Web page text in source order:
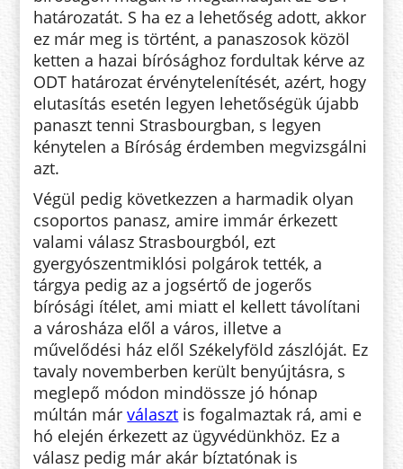
határozatát. S ha ez a lehetőség adott, akkor
ez már meg is történt, a panaszosok közöl
ketten a hazai bírósághoz fordultak kérve az
ODT határozat érvénytelenítését, azért, hogy
elutasítás esetén legyen lehetőségük újabb
panaszt tenni Strasbourgban, s legyen
kénytelen a Bíróság érdemben megvizsgálni
azt.
Végül pedig következzen a harmadik olyan
csoportos panasz, amire immár érkezett
valami válasz Strasbourgból, ezt
gyergyószentmiklósi polgárok tették, a
tárgya pedig az a jogsértő de jogerős
bírósági ítélet, ami miatt el kellett távolítani
a városháza elől a város, illetve a
művelődési ház elől Székelyföld zászlóját. Ez
tavaly novemberben került benyújtásra, s
meglepő módon mindössze jó hónap
múltán márválaszt is fogalmaztak rá, ami e
hó elején érkezett az ügyvédünkhöz. Ez a
válasz pedig már akár bíztatónak is